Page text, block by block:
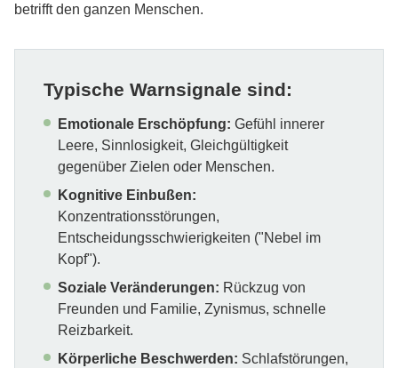
betrifft den ganzen Menschen.
Typische Warnsignale sind:
Emotionale Erschöpfung: Gefühl innerer
Leere, Sinnlosigkeit, Gleichgültigkeit
gegenüber Zielen oder Menschen.
Kognitive Einbußen:
Konzentrationsstörungen,
Entscheidungsschwierigkeiten ("Nebel im
Kopf").
Soziale Veränderungen: Rückzug von
Freunden und Familie, Zynismus, schnelle
Reizbarkeit.
Körperliche Beschwerden: Schlafstörungen,